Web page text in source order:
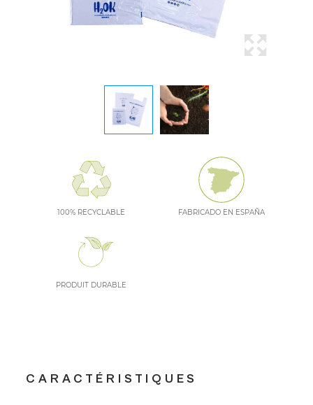
100% RECYCLABLE FABRICADO EN ESPAÑA
PRODUIT DURABLE
CARACTÉRISTIQUES